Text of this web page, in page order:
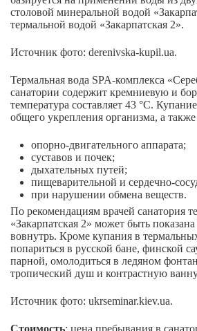
столовой минеральной водой
термальной водой «Закарпатская 2».
Источник фото: derenivska-kupil.ua.
Термальная вода SPA-комплекса
санатории содержит кремниевую и
температура составляет 43 °С.
общего укрепления организма, а
опорно-двигательного аппарата;
суставов и почек;
дыхательных путей;
пищеварительной и сердечно-
при нарушении обмена веществ.
По рекомендациям врачей санатория
«Закарпатская 2» может быть
вовнутрь. Кроме купания в
попариться в русской бане, финской
парной, омолодиться в ледяном
тропический душ и контрастную
Источник фото: ukrseminar.kiev.ua.